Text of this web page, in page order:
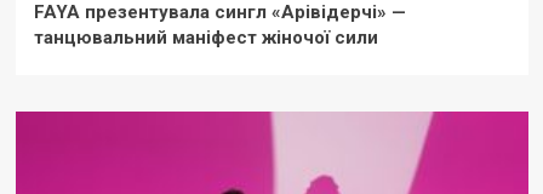
FAYA презентувала сингл «Арівідерчі» —
танцювальний маніфест жіночої сили